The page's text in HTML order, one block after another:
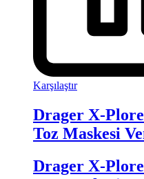
Karşılaştır
Drager X-
Toz Maskesi
Drager X-